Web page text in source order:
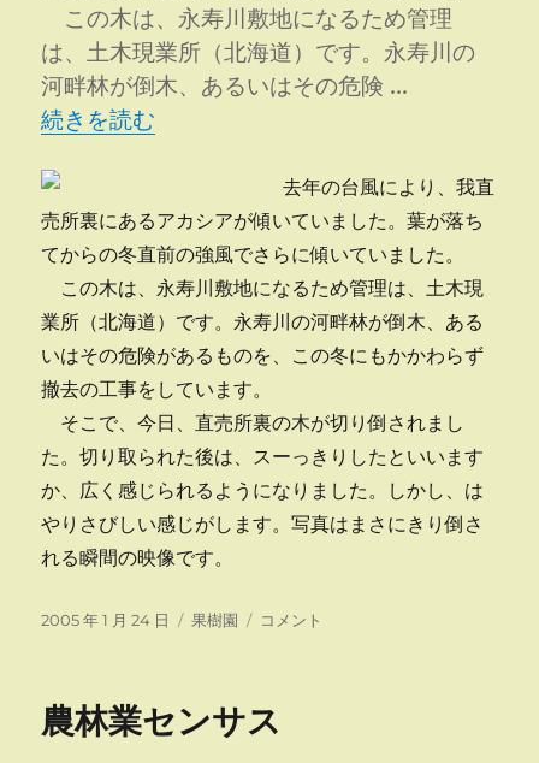
に
この木は、永寿川敷地になるため管理
は、土木現業所（北海道）です。永寿川の
河畔林が倒木、あるいはその危険 …
“直売所裏がすっきり” の
続きを読む
去年の台風により、我直
売所裏にあるアカシアが傾いていました。葉が落ち
てからの冬直前の強風でさらに傾いていました。
この木は、永寿川敷地になるため管理は、土木現
業所（北海道）です。永寿川の河畔林が倒木、ある
いはその危険があるものを、この冬にもかかわらず
撤去の工事をしています。
そこで、今日、直売所裏の木が切り倒されまし
た。切り取られた後は、スーっきりしたといいます
か、広く感じられるようになりました。しかし、は
やりさびしい感じがします。写真はまさにきり倒さ
れる瞬間の映像です。
投
2005 年 1 月 24 日
カ
ー
果樹園
直
が
コメント
農林業センサス